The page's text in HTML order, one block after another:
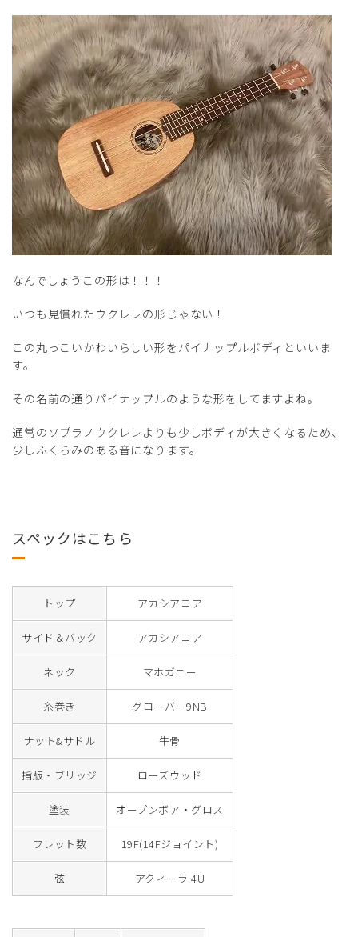
なんでしょうこの形は！！！
いつも見慣れたウクレレの形じゃない！
この丸っこいかわいらしい形をパイナップルボディといいま
す。
その名前の通りパイナップルのような形をしてますよね。
通常のソプラノウクレレよりも少しボディが大きくなるため、
少しふくらみのある音になります。
スペックはこちら
トップ アカシアコア
サイド＆バック アカシアコア
ネック マホガニー
糸巻き グローバー9NB
ナット&サドル 牛骨
指版・ブリッジ ローズウッド
塗装 オープンボア・グロス
フレット数 19F(14Fジョイント)
弦 アクィーラ 4U